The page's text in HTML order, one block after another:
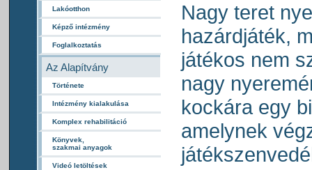
Lakóotthon
Képző intézmény
Foglalkoztatás
Az Alapítvány
Története
Intézmény kialakulása
Komplex rehabilitáció
Könyvek,
szakmai anyagok
Videó letöltések
Nagy teret
hazárdjáték,
játékos nem
nagy
kockára egy
amelynek